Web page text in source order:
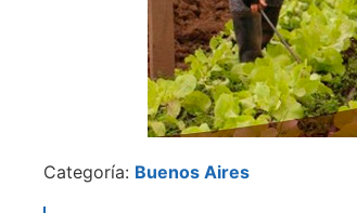
Categoría: Buenos Aires